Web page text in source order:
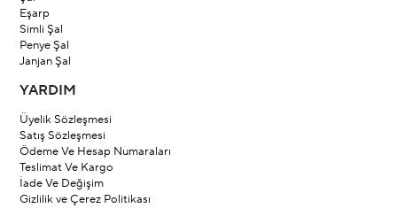
Eşarp
Simli Şal
Penye Şal
Janjan Şal
YARDIM
Üyelik Sözleşmesi
Satış Sözleşmesi
Ödeme Ve Hesap Numaraları
Teslimat Ve Kargo
İade Ve Değişim
Gizlilik ve Çerez Politikası